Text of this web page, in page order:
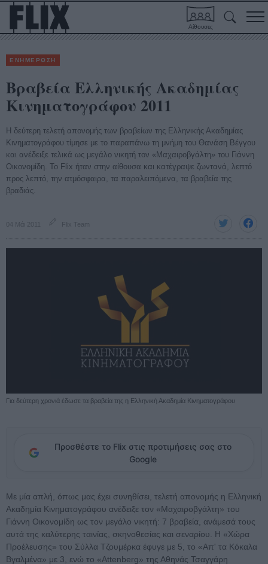
Αίθουσες
ΕΝΗΜΕΡΩΣΗ
Βραβεία Ελληνικής Ακαδημίας
Κινηματογράφου 2011
Η δεύτερη τελετή απονομής των βραβείων της Ελληνικής Ακαδημίας
Κινηματογράφου τίμησε με το παραπάνω τη μνήμη του Θανάση Βέγγου
και ανέδειξε τελικά ως μεγάλο νικητή τον «Μαχαιροβγάλτη» του Γιάννη
Οικονομίδη. Το Flix ήταν στην αίθουσα και κατέγραψε ζωντανά, λεπτό
προς λεπτό, την ατμόσφαιρα, τα παραλειπόμενα, τα βραβεία της
βραδιάς.
04 Μάι 2011 Flix Team
Για δεύτερη χρονιά έδωσε τα βραβεία της η Ελληνική Ακαδημία Κινηματογράφου
Προσθέστε το Flix στις προτιμήσεις σας στο
Google
Με μία απλή, όπως μας έχει συνηθίσει, τελετή απονομής η Ελληνική
Ακαδημία Κινηματογράφου ανέδειξε τον «Μαχαιροβγάλτη» του
Γιάννη Οικονομίδη ως τον μεγάλο νικητή: 7 βραβεία, ανάμεσά τους
αυτά της καλύτερης ταινίας, σκηνοθεσίας και σεναρίου. Η «Χώρα
Προέλευσης» του Σύλλα Τζουμέρκα έφυγε με 5, το «Απ' τα Κόκαλα
Βγαλμένα» με 3, ενώ το «Attenberg» της Αθηνάς Τσαγγάρη